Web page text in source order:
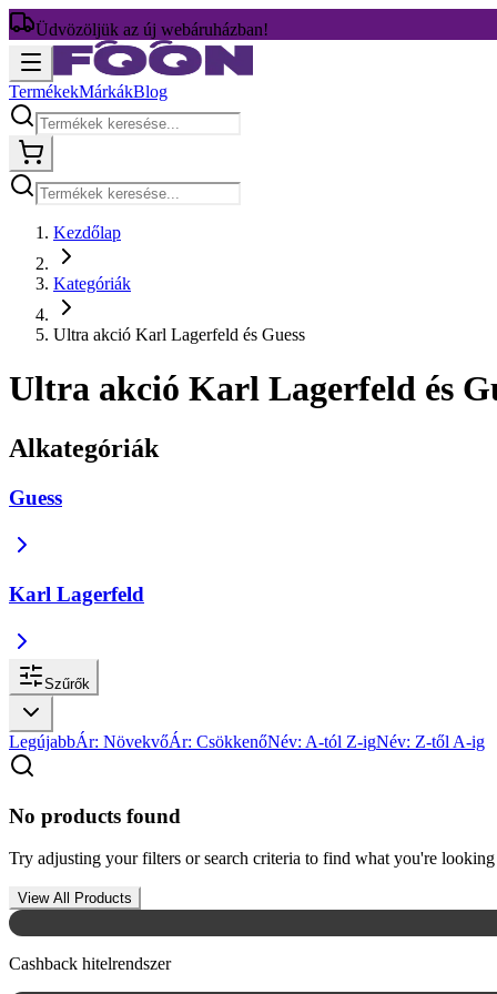
Üdvözöljük az új webáruházban!
TermékekMárkákBlog
Kezdőlap
Kategóriák
Ultra akció Karl Lagerfeld és Guess
Ultra akció Karl Lagerfeld és
Alkategóriák
Guess
Karl Lagerfeld
Szűrők
LegújabbÁr: NövekvőÁr: CsökkenőNév: A-tól Z-igNév: Z-től A-ig
No products found
Try adjusting your filters or search criteria to find what you're
View All Products
Cashback hitelrendszer